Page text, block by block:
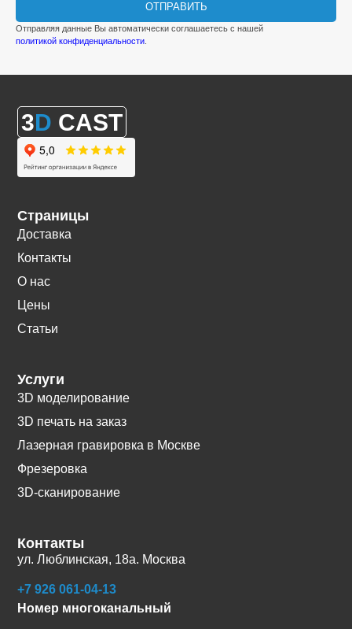
ОТПРАВИТЬ
Отправляя данные Вы автоматически соглашаетесь с нашей
политикой конфиденциальности
3D CAST
Страницы
Доставка
Контакты
О нас
Цены
Статьи
Услуги
3D моделирование
3D печать на заказ
Лазерная гравировка в Москве
Фрезеровка
3D-сканирование
Контакты
ул. Люблинская, 18а. Москва
+7 926 061-04-13
Номер многоканальный